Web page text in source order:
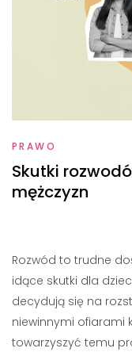
PRAWO
Skutki
mężczyzn
Rozwód to trudne
idące skutki dla
decydują się na
niewinnymi ofiarami
towarzyszyć temu